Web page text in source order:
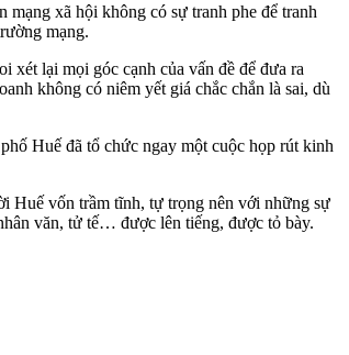
xã hội không có sự tranh phe để tranh
mạng.
lại mọi góc cạnh của vấn đề để đưa ra
không có niêm yết giá chắc chắn là sai, dù
Huế đã tổ chức ngay một cuộc họp rút kinh
Huế vốn trầm tĩnh, tự trọng nên với những sự
văn, tử tế… được lên tiếng, được tỏ bày.